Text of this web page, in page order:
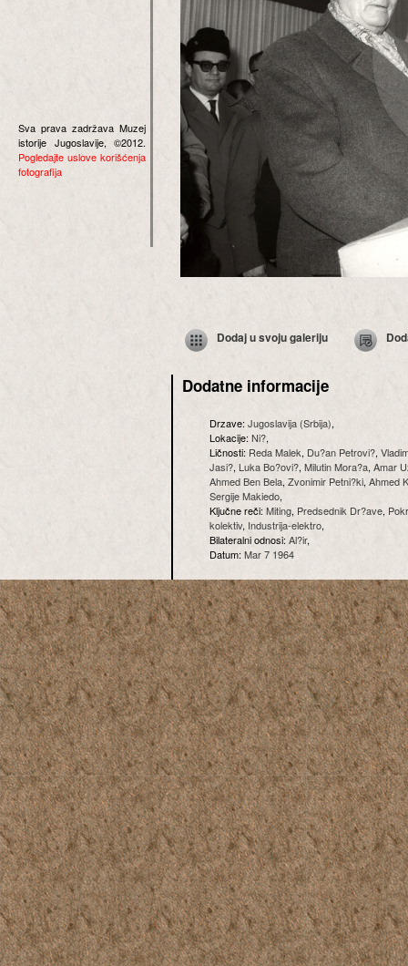
Sva prava zadržava Muzej
istorije Jugoslavije, ©2012.
Pogledajte uslove korišćenja
fotografija
Dodaj u svoju galeriju
Dodatne informacije
Drzave:Jugoslavija (Srbija),
Lokacije:Ni?,
Ličnosti: Reda Malek, Du?an Petrovi?,
Jasi?, Luka Bo?ovi?, Milutin Mora?a, Amar
Ahmed Ben Bela, Zvonimir Petni?ki, Ahmed
Sergije Makiedo,
Ključne reči:Miting, Predsednik Dr?ave,
kolektiv, Industrija-elektro,
Bilateralni odnosi:Al?ir,
Datum:Mar 7 1964